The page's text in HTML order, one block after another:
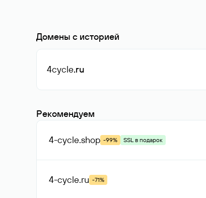
Домены с историей
4cycle.ru
Рекомендуем
4-cycle.shop -99% SSL в подарок
4-cycle.ru -71%